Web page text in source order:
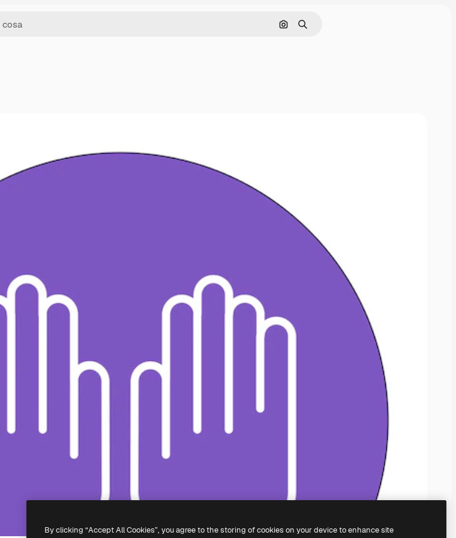
Cerca per immagine
Ricerca
By clicking “Accept All Cookies”, you agree to the storing of cookies on your device to enhance site